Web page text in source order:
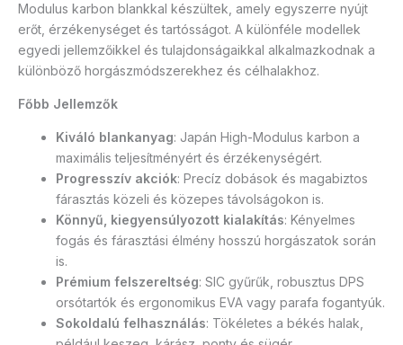
Modulus karbon blankkal készültek, amely egyszerre nyújt
erőt, érzékenységet és tartósságot. A különféle modellek
egyedi jellemzőikkel és tulajdonságaikkal alkalmazkodnak a
különböző horgászmódszerekhez és célhalakhoz.
Főbb Jellemzők
Kiváló blankanyag: Japán High-Modulus karbon a
maximális teljesítményért és érzékenységért.
Progresszív akciók: Precíz dobások és magabiztos
fárasztás közeli és közepes távolságokon is.
Könnyű, kiegyensúlyozott kialakítás: Kényelmes
fogás és fárasztási élmény hosszú horgászatok során
is.
Prémium felszereltség: SIC gyűrűk, robusztus DPS
orsótartók és ergonomikus EVA vagy parafa fogantyúk.
Sokoldalú felhasználás: Tökéletes a békés halak,